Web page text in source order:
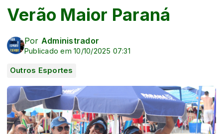
Verão Maior Paraná
Por Administrador
Publicado em 10/10/2025 07:31
Outros Esportes